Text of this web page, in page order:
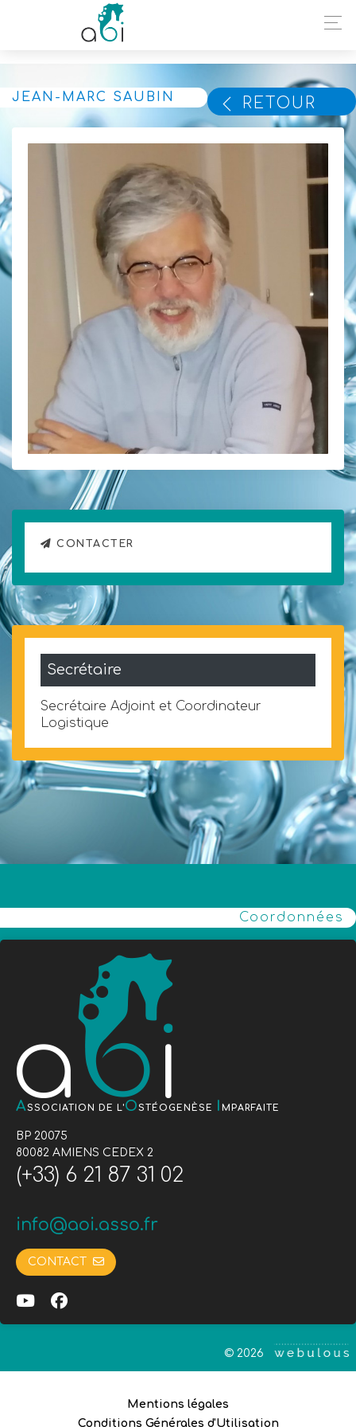
JEAN-MARC SAUBIN RETOUR
CONTACTER
Secrétaire
Secrétaire Adjoint et Coordinateur
Logistique
Coordonnées
ASSOCIATION DE L'OSTÉOGENÈSE I MPARFAITE
BP 20075
80082 AMIENS CEDEX 2
(+33) 6 21 87 31 02
info@aoi.asso.fr
CONTACT
© 2026
Mentions légales
Conditions Générales d'Utilisation